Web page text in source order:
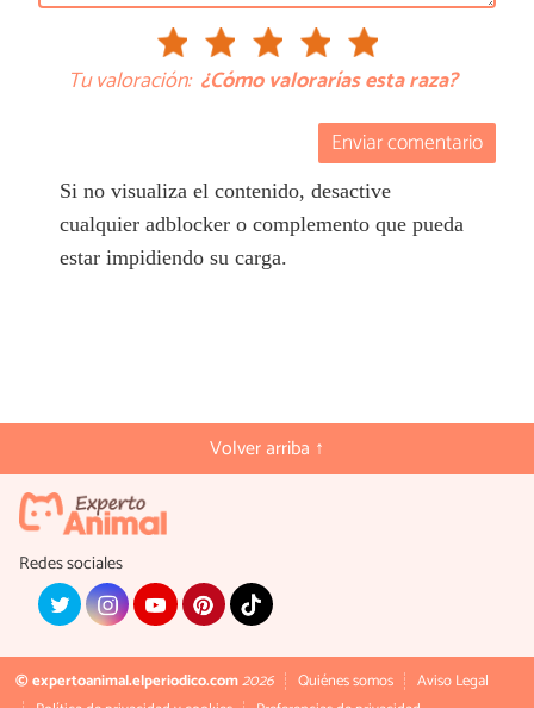
Tu valoración: ¿Cómo valorarías esta raza?
Enviar comentario
Si no visualiza el contenido, desactive
cualquier adblocker o complemento que pueda
estar impidiendo su carga.
Volver arriba ↑
Redes sociales
© expertoanimal.elperiodico.com2026 Quiénes somos
Aviso Legal